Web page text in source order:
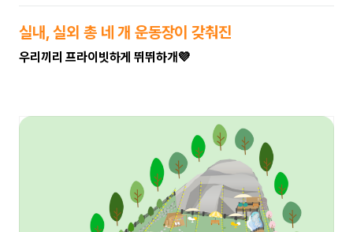
실내, 실외 총 네 개 운동장이 갖춰진
우리끼리 프라이빗하게 뛰뛰하개💜